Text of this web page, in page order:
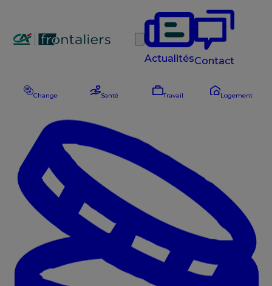
Rechercher
ActualitésContact
Change Santé Travail Logement